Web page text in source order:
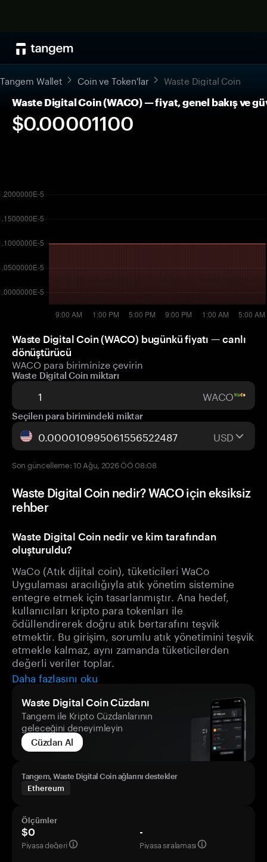
Tangem Wallet Coin ve Token'lar Waste Digital Coin
Waste Digital Coin (WACO) — fiyat, genel bakış ve
$0.00001100
Waste Digital Coin (WACO) bugünkü fiyatı — canlı
dönüştürücü
WACO para biriminize çevirin
Waste Digital Coin miktarı
WACO
Seçilen para birimindeki miktar
USD
Son güncelleme: 10 Ağu, 2026 ÖÖ 08:08
Waste Digital Coin nedir? WACO için eksiksiz
rehber
Waste Digital Coin nedir ve kim tarafından
oluşturuldu?
WaCo (Atık dijital coin), tüketicileri WaCo
Uygulaması aracılığıyla atık yönetim sistemine
entegre etmek için tasarlanmıştır. Ana hedef,
kullanıcıları kripto para tokenları ile
ödüllendirerek doğru atık bertarafını teşvik
etmektir. Bu girişim, sorumlu atık yönetimini teşvik
etmekle kalmaz, aynı zamanda tüketicilerden
değerli veriler toplar.
Daha fazlasını oku
Waste Digital Coin Cüzdanı
Tangem ile Kripto Cüzdanlarının
geleceğini deneyimleyin
Cüzdan Al
Tangem, Waste Digital Coin ağlarını destekler
Ethereum
Ölçümler
$0
Piyasa değeri
-
Piyasa sıralaması